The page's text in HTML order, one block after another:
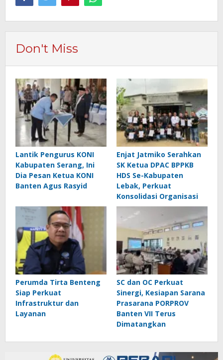
Don't Miss
Lantik Pengurus KONI
Kabupaten Serang, Ini
Dia Pesan Ketua KONI
Banten Agus Rasyid
Enjat Jatmiko Serahkan
SK Ketua DPAC BPPKB
HDS Se-Kabupaten
Lebak, Perkuat
Konsolidasi Organisasi
Perumda Tirta Benteng
Siap Perkuat
Infrastruktur dan
Layanan
SC dan OC Perkuat
Sinergi, Kesiapan Sarana
Prasarana PORPROV
Banten VII Terus
Dimatangkan